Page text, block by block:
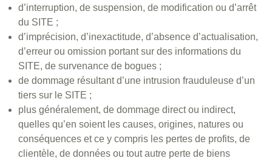
d’interruption, de suspension, de modification ou d’arrêt
du SITE ;
d’imprécision, d’inexactitude, d’absence d’actualisation,
d’erreur ou omission portant sur des informations du
SITE, de survenance de bogues ;
de dommage résultant d’une intrusion frauduleuse d’un
tiers sur le SITE ;
plus généralement, de dommage direct ou indirect,
quelles qu’en soient les causes, origines, natures ou
conséquences et ce y compris les pertes de profits, de
clientèle, de données ou tout autre perte de biens